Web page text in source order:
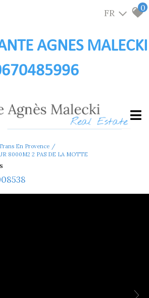
FR 0
AGNES MALECKI
En Provence
8000M2 2 PAS DE LA MOTTE